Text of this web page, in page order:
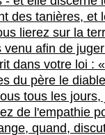
des tanières, et
lierez sur la
venu afin de
dans votre loi :
du père le
tous les
de l'empathie
quand,